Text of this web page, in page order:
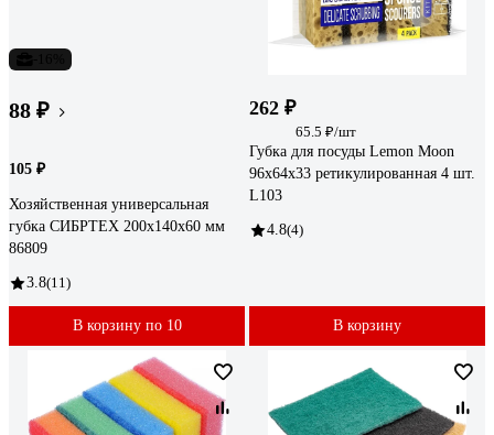
88 ₽
105 ₽
Хозяйственная универсальная
губка СИБРТЕХ 200х140х60 мм
86809
3.8(11)
В корзину по 10
262 ₽
65.5 ₽/шт
Губка для посуды Lemon Moon
96x64x33 ретикулированная 4 шт.
L103
4.8(4)
В корзину